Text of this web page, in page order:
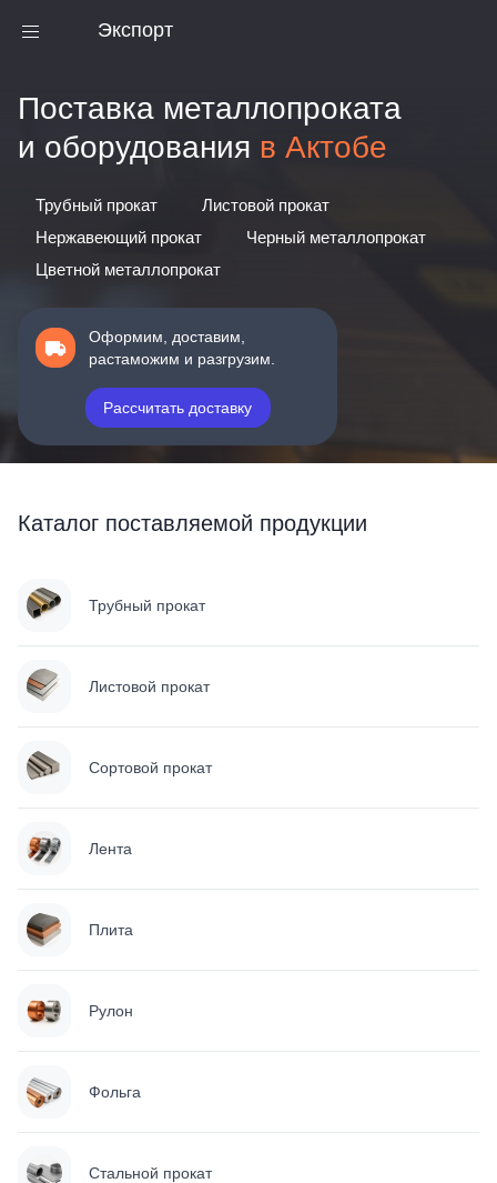
Экспорт
Поставка металлопроката
и оборудования в Актобе
Трубный прокат
Листовой прокат
Нержавеющий прокат
Черный металлопрокат
Цветной металлопрокат
Оформим, доставим,
растаможим и разгрузим.
Рассчитать доставку
Каталог поставляемой продукции
Трубный прокат
Листовой прокат
Сортовой прокат
Лента
Плита
Рулон
Фольга
Стальной прокат